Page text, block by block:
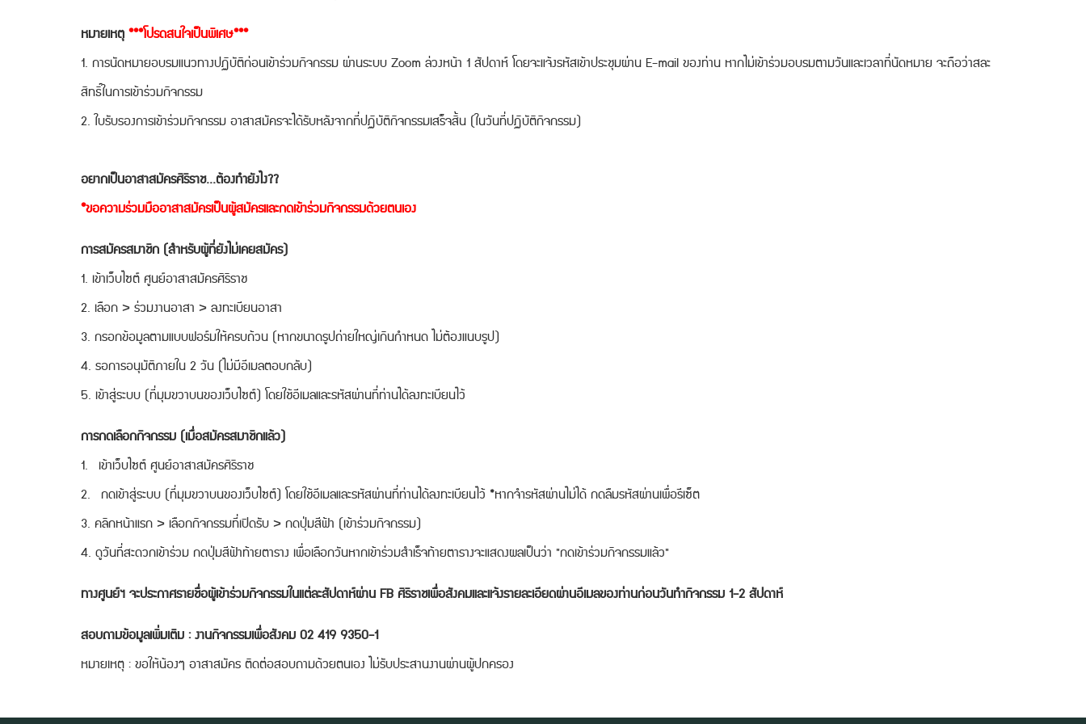
หมายเหตุ***โปรดสนใจเป็นพิเศษ***
1. การนัดหมายอบรมแนวทางปฏิบัติก่อนเข้าร่วมกิจกรรม ผ่านระบบ Zoom ล่วงหน้า 1 สัปดาห์ โดยจะแจ้งรหัสเข้าประชุมผ่าน E-mail ของท่าน หากไม่เข้าร่วมอบรมตามวันและเวลาที่นัดหมาย จะถือว่าสละ
สิทธิ์ในการเข้าร่วมกิจกรรม
2. ใบรับรองการเข้าร่วมกิจกรรม อาสาสมัครจะได้รับหลังจากที่ปฏิบัติกิจกรรมเสร็จสิ้น (ในวันที่ปฏิบัติกิจกรรม)
อยากเป็นอาสาสมัครศิริราช...ต้องทำยังไง??
​*ขอความร่วมมืออาสาสมัครเป็นผู้สมัครและกดเข้าร่วมกิจกรรมด้วยตนเอง
การสมัครสมาชิก (สำหรับผู้ที่ยังไม่เคยสมัคร)
1. เข้าเว็บไซต์ ศูนย์อาสาสมัครศิริราช
2. เลือก > ร่วมงานอาสา > ลงทะเบียนอาสา
3. กรอกข้อมูลตามแบบฟอร์มให้ครบถ้วน (หากขนาดรูปถ่ายใหญ่เกินกำหนด ไม่ต้องแนบรูป)
4. รอการอนุมัติภายใน 2 วัน (ไม่มีอีเมลตอบกลับ)
5. เข้าสู่ระบบ (ที่มุมขวาบนของเว็บไซต์) โดยใช้อีเมลและรหัสผ่านที่ท่านได้ลงทะเบียนไว้
การกดเลือกกิจกรรม (เมื่อสมัครสมาชิกแล้ว)
1. เข้าเว็บไซต์ ศูนย์อาสาสมัครศิริราช
2. กดเข้าสู่ระบบ (ที่มุมขวาบนของเว็บไซต์) โดยใช้อีเมลและรหัสผ่านที่ท่านได้ลงทะเบียนไว้ *หากจำรหัสผ่านไม่ได้ กดลืมรหัสผ่านเพื่อรีเซ็ต
3. คลิกหน้าแรก > เลือกกิจกรรมที่เปิดรับ > กดปุ่มสีฟ้า (เข้าร่วมกิจกรรม)
4. ดูวันที่สะดวกเข้าร่วม กดปุ่มสีฟ้าท้ายตาราง เพื่อเลือกวันหากเข้าร่วมสำเร็จท้ายตารางจะแสดงผลเป็นว่า "กดเข้าร่วมกิจกรรมแล้ว"
ทางศูนย์ฯ จะประกาศรายชื่อผู้เข้าร่วมกิจกรรมในแต่ละสัปดาห์ผ่าน FB ศิริราชเพื่อสังคมและแจ้งรายละเอียดผ่านอีเมลของท่านก่อนวันทำกิจกรรม 1-2 สัปดาห์
สอบถามข้อมูลเพิ่มเติม : งานกิจกรรมเพื่อสังคม 02 419 9350-1
หมายเหตุ : ขอให้น้องๆ อาสาสมัคร ติดต่อสอบถามด้วยตนเอง ไม่รับประสานงานผ่านผู้ปกครอง